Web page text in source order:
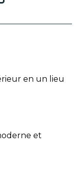
en un lieu
et